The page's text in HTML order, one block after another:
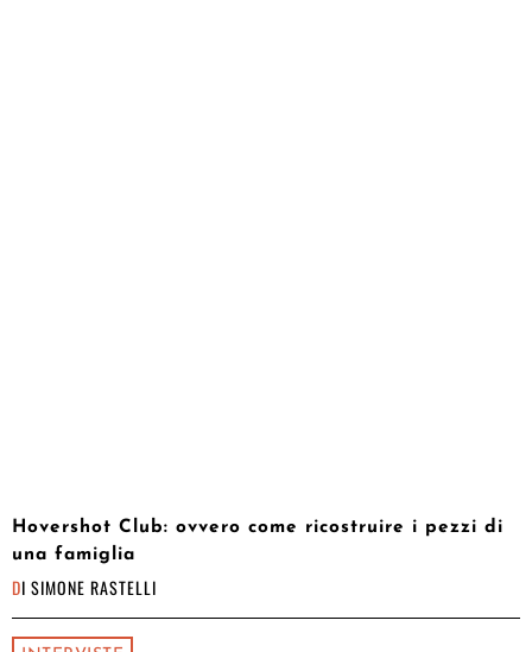
Hovershot Club: ovvero come ricostruire i pezzi di
una famiglia
DI SIMONE RASTELLI